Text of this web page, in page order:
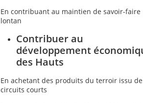
En contribuant au maintien de savoir-faire
lontan
Contribuer au
développement
des Hauts
En achetant des produits du terroir issu de
circuits courts